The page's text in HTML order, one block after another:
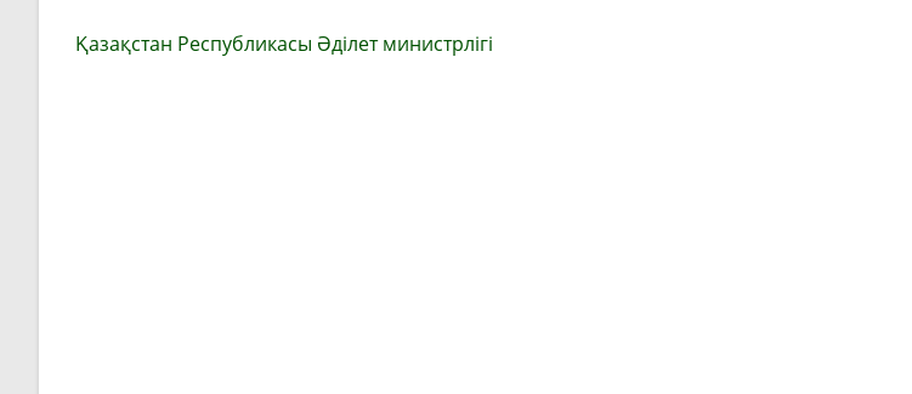
Қазақстан Республикасы Әділет министрлігі